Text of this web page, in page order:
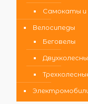
Самокаты и
Велосипеды
Беговелы